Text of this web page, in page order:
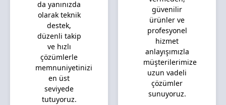
da yanınızda
olarak teknik
destek,
düzenli takip
ve hızlı
çözümlerle
memnuniyetinizi
en üst
seviyede
tutuyoruz.
güvenilir
ürünler ve
profesyonel
hizmet
anlayışımızla
müşterilerimize
uzun vadeli
çözümler
sunuyoruz.